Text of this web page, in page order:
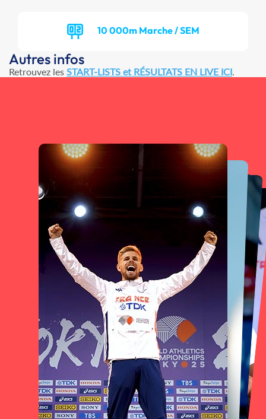
10 000m Marche / SEM
Autres infos
Retrouvez les START-LISTS et RÉSULTATS EN LIVE ICI.